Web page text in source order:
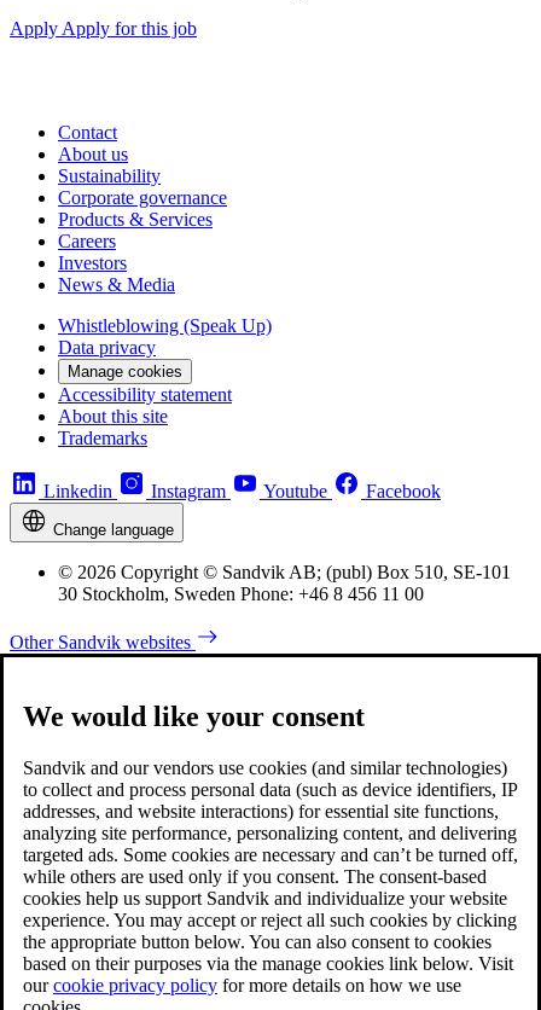
Apply Apply for this job
Contact
About us
Sustainability
Corporate governance
Products & Services
Careers
Investors
News & Media
Whistleblowing (Speak Up)
Data privacy
Manage cookies
Accessibility statement
About this site
Trademarks
Linkedin Instagram Youtube Facebook
Change language
© 2026 Copyright © Sandvik AB; (publ) Box 510, SE-101
30 Stockholm, Sweden Phone: +46 8 456 11 00
Other Sandvik websites
We would like your consent
Sandvik and our vendors use cookies (and similar technologies)
to collect and process personal data (such as device identifiers, IP
addresses, and website interactions) for essential site functions,
analyzing site performance, personalizing content, and delivering
targeted ads. Some cookies are necessary and can’t be turned off,
while others are used only if you consent. The consent-based
cookies help us support Sandvik and individualize your website
experience. You may accept or reject all such cookies by clicking
the appropriate button below. You can also consent to cookies
based on their purposes via the manage cookies link below. Visit
ourcookie privacy policy for more details on how we use